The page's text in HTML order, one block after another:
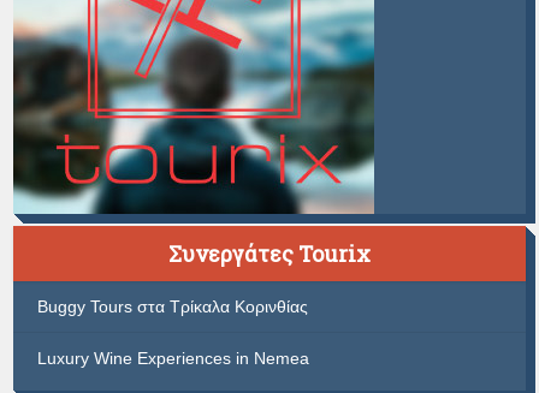
Συνεργάτες Tourix
Buggy Tours στα Τρίκαλα Κορινθίας
Luxury Wine Experiences in Nemea